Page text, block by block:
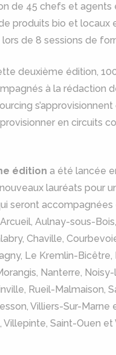
de 45 chefs et agents
de produits bio et
de 8 sessions de
deuxième édition,
à la rédaction
en circuits
édition a été lancée
lauréats pour
seront accompagnées
Aulnay-sous-
Chaville,
Le Kremlin-Bicêtre,
Nanterre,
Rueil-Malmaison,
Villiers-Sur-Marne
Villepinte, Saint-Ouen